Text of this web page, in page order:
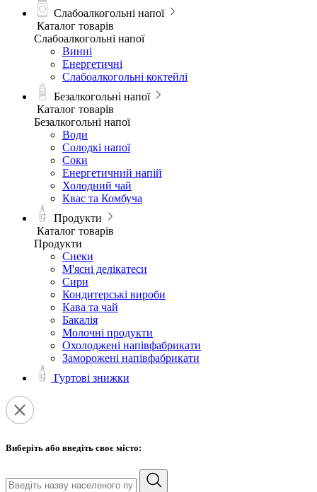
Слабоалкогольні напої
Каталог товарів
Слабоалкогольні напої
Винні
Енергетичні
Слабоалкогольні коктейлі
Безалкогольні напої
Каталог товарів
Безалкогольні напої
Води
Солодкі напої
Соки
Енергетичний напій
Холодний чай
Квас та Комбуча
Продукти
Каталог товарів
Продукти
Снеки
М'ясні делікатеси
Сири
Кондитерські вироби
Кава та чай
Бакалія
Молочні продукти
Охолоджені напівфабрикати
Заморожені напівфабрикати
Гуртові знижки
Виберіть або введіть своє місто: